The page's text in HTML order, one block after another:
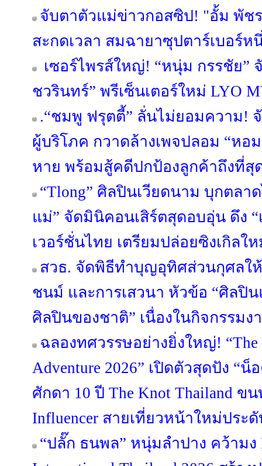
จับตาตัวแม่ข่าวกอสซิป! "อั้ม พัช
สะกดเวลา สมฉายาซุปตาร์เบอร์ห
เซอร์ไพรส์ใหญ่! “หนุ่ม กรรชัย”
ชวรินทร์” พรีเซ็นเตอร์ใหม่ LYO
.“ชมพู ฟรุตตี้” ลั่นไม่ยอมความ!
ผู้บริโภค กวาดล้างเพจปลอม “หอ
หาย พร้อมสู้คดีปกป้องลูกค้าถึงที่สุ
“Tlong” ศิลปินเวียดนาม บุกตล
แม่” จัดมินิคอนเสิร์ตสุดอบอุ่น ดึง “
เวอร์ชั่นไทย เตรียมปล่อยซิงเกิลใ
สวธ. จัดพิธีทำบุญอุทิศส่วนกุศลใ
ชนม์ และการเสวนา หัวข้อ “ศิลปิ
ศิลปินของชาติ” เนื่องในกิจกรรม
ฉลองทศวรรษอย่างยิ่งใหญ่! “The
Adventure 2026” เปิดตัวสุดปัง “
ศักดา 10 ปี The Knot Thailand
Influencer สายเที่ยวหน้าใหม่ประ
“ปลั๊ก ธนพล” หนุ่มลำปาง คว้ามง